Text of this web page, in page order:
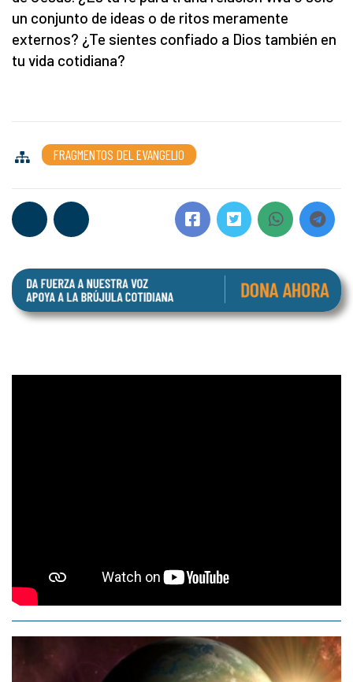
un conjunto de ideas o de ritos meramente
externos? ¿Te sientes confiado a Dios también en
tu vida cotidiana?
FRAGMENTOS DEL EVANGELIO